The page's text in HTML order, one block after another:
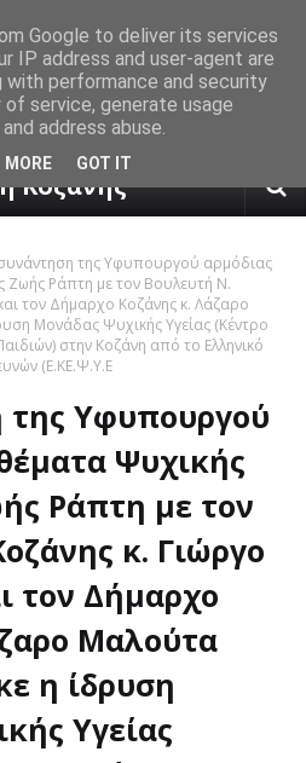
πρόγνωση καιρού από το
Κοζάνης
της Υφυπουργού αρμόδιας
Ζωής Ράπτη με τον Βουλευτή Ν.
τον Δήμαρχο Κοζάνης κ. Λάζαρο
Μονάδας Ψυχικής Υγείας (Κέντρο
στην Κοζάνη από το Ελληνικό
(Ε.ΚΕ.Ψ.Υ.Ε
της Υφυπουργού
Ψυχικής
Ράπτη με τον
κ. Γιώργο
τον Δήμαρχο
Μαλούτα
η ίδρυση
Υγείας
Google to deliver its services
IP address and user-agent are
with performance and security
service, generate usage
address abuse.
MORE GOT IT